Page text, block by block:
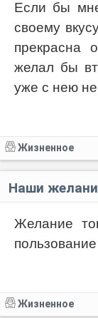
Если бы
своему
желал бы
уже с нею не
Жизненное
Наши
Желание
Жизненное